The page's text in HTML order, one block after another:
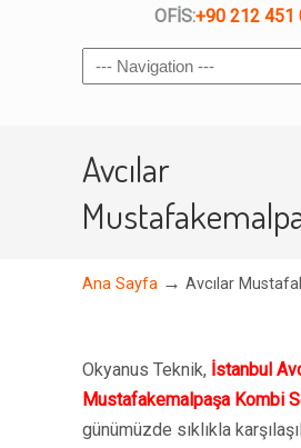
OFİS:+90 212 451
Navigation
Avcılar
Ana Sayfa → Avcılar
Okyanus Teknik, İstanbul
Mustafakemalpaşa Kombi
günümüzde sıklıkla